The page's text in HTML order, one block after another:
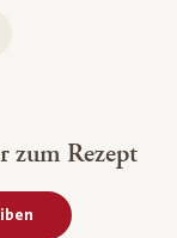
zum Rezept